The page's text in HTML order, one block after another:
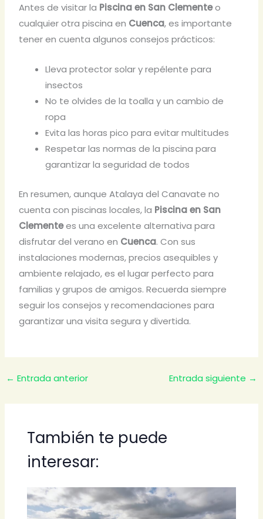
Antes de visitar la Piscina en San Clementeo
cualquier otra piscina en Cuenca, es importante
tener en cuenta algunos consejos prácticos:
Lleva protector solar y repélente para
insectos
No te olvides de la toalla y un cambio de
ropa
Evita las horas pico para evitar multitudes
Respetar las normas de la piscina para
garantizar la seguridad de todos
En resumen, aunque Atalaya del Canavate no
cuenta con piscinas locales, la Piscina en San
Clementees una excelente alternativa para
disfrutar del verano en Cuenca. Con sus
instalaciones modernas, precios asequibles y
ambiente relajado, es el lugar perfecto para
familias y grupos de amigos. Recuerda siempre
seguir los consejos y recomendaciones para
garantizar una visita segura y divertida.
← Entrada anterior Entrada siguiente →
También te puede
interesar: